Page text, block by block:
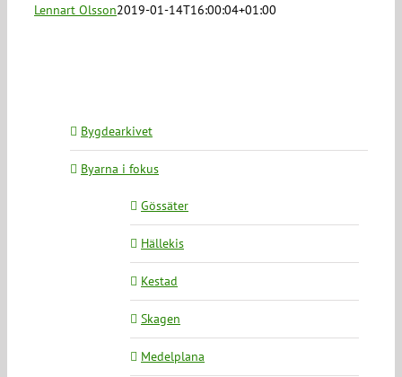
Lennart Olsson2019-01-14T16:00:04+01:00
Bygdearkivet
Byarna i fokus
Gössäter
Hällekis
Kestad
Skagen
Medelplana